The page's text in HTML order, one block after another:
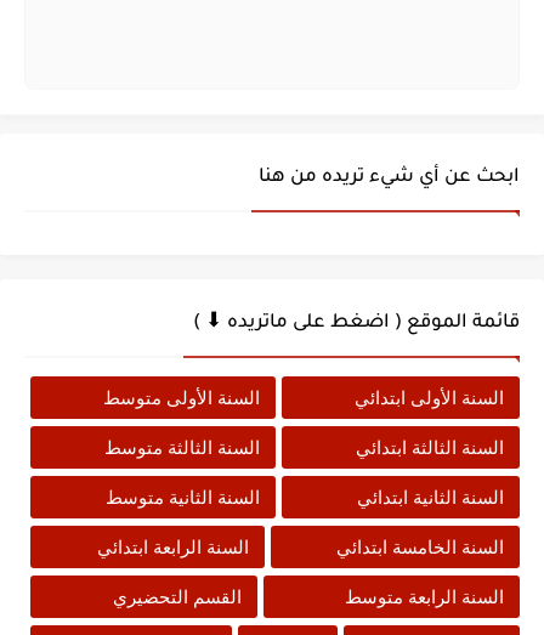
ابحث عن أي شيء تريده من هنا
قائمة الموقع ( اضغط على ماتريده ⬇ )
السنة الأولى ابتدائي السنة الأولى متوسط
السنة الثالثة ابتدائي السنة الثالثة متوسط
السنة الثانية ابتدائي السنة الثانية متوسط
السنة الخامسة ابتدائي السنة الرابعة ابتدائي
السنة الرابعة متوسط القسم التحضيري